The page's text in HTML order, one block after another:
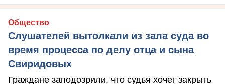
Общество
Слушателей вытолкали из зала суда во
время процесса по делу отца и сына
Свиридовых
Граждане заподозрили, что судья хочет закрыть